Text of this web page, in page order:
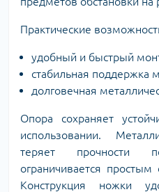
Практические
удобный и быстрый
стабильная поддержка
долговечная
Опора сохраняет
использовании.
теряет прочности
ограничивается
Конструкция ножки